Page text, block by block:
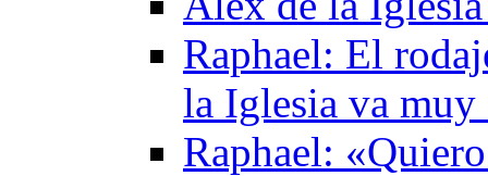
Raphael: El
la Iglesia va muy
Raphael: